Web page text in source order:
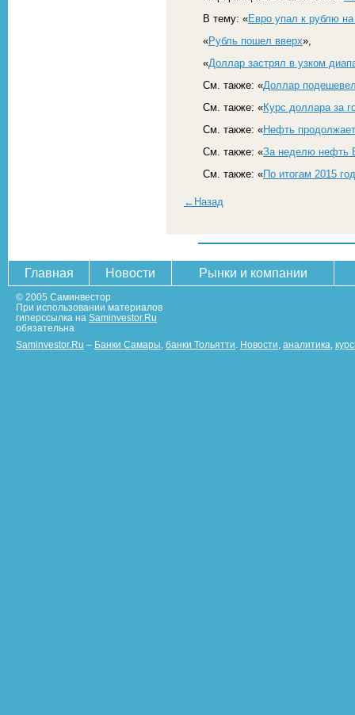
В тему: «Евро упал к рублю
«Рубль пошел вверх»,
«Доллар застрял в узком
См. также: «Доллар
См. также: «Курс доллара за
См. также: «Нефть
См. также: «За неделю нефть
См. также: «По итогам 2015
←Назад
Главная Новости Рынки и компании
© 2005 Саминвестор
При использовании материалов
гиперссылка на Saminvestor.Ru
обязательна
Saminvestor.Ru – Банки Самары банки Тольятти Новости аналитика